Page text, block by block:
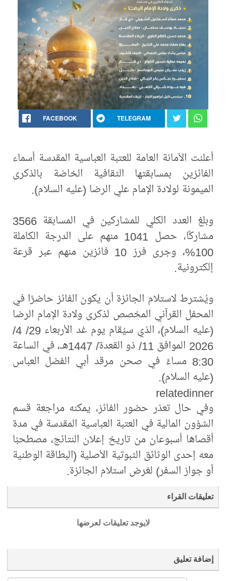
FACEBOOK TELEGRAM
أعلنت الأمانة العامة للعتبة العباسية المقدسة أسماء
الفائزين بمسابقتها الثقافية الخاصّة بالذكرى
الميمونة لولادة الإمام علي الرضا (عليه السلام).
وبلغ العدد الكلي للمشاركين في المسابقة 3566
مشاركًا، حصل 1041 منهم على الدرجة الكاملة
100%، وجرى فرز 10 فائزين منهم عبر قرعة
إلكترونية.
ويُشترط لاستلام الجائزة أن يكون الفائز حاضرًا في
المحفل القرآني المخصص لذكرى ولادة الإمام الرضا
(عليه السلام)، الذي سيُقام يوم غد الأربعاء 29/ 4/
2026 الموافق 11/ ذو القعدة/ 1447هـ، في الساعة
8:30 مساءً في صحن مرقد أبي الفضل العباس
(عليه السلام).
relatedinner
وفي حال تعذر حضور الفائز، يمكنه مراجعة قسم
الشؤون المالية في العتبة العباسية المقدسة في مدة
أقصاها أسبوعان من تاريخ إعلان النتائج، مصطحبًا
معه إحدى الوثائق الثبوتية الأصلية (البطاقة الوطنية
أو جواز السفر) لغرض استلام الجائزة.
تعليقات القراء
لايوجد تعليقات لعرضها
إضافة تعليق